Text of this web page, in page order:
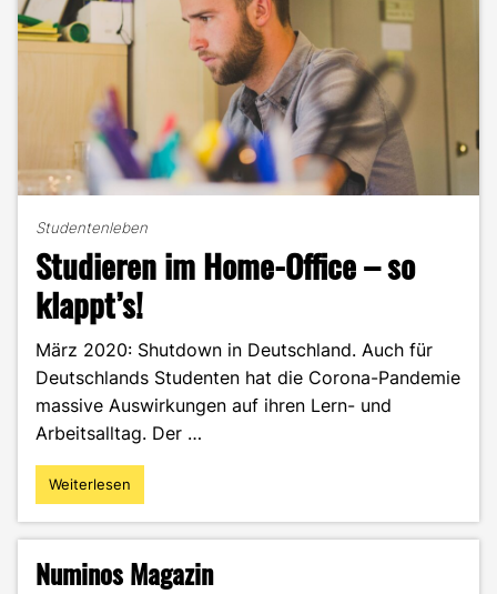
Studentenleben
Studieren im Home-Office – so
klappt’s!
März 2020: Shutdown in Deutschland. Auch für
Deutschlands Studenten hat die Corona-Pandemie
massive Auswirkungen auf ihren Lern- und
Arbeitsalltag. Der …
"Studieren
im
–
Weiterlesen
Numinos Magazin